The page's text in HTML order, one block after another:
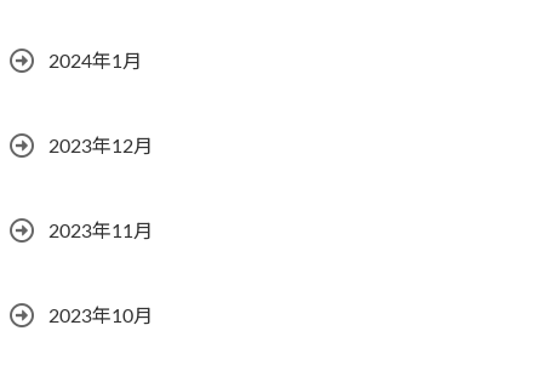
2024年1月
2023年12月
2023年11月
2023年10月